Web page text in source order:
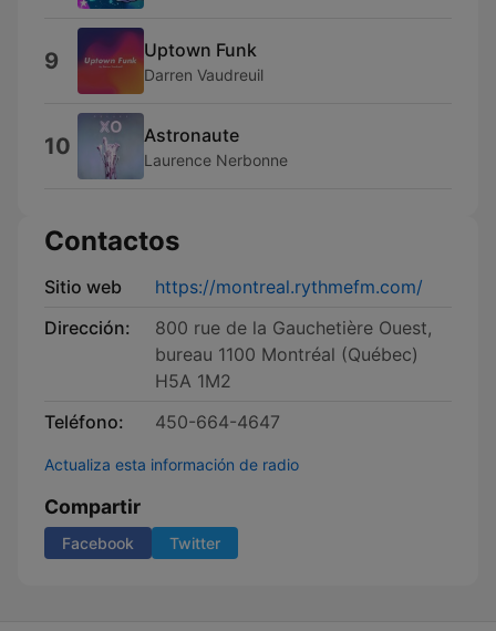
9 Uptown Funk
Darren Vaudreuil
10 Astronaute
Laurence Nerbonne
Contactos
Sitio web
https://montreal.rythmefm.com/
Dirección:
800 rue de la Gauchetière Ouest,
bureau 1100 Montréal (Québec)
H5A 1M2
Teléfono:
450-664-4647
Actualiza esta información de radio
Compartir
Facebook Twitter